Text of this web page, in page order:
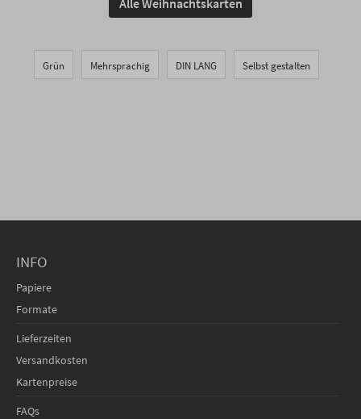
Alle Weihnachtskarten
Grün Mehrsprachig DIN LANG Selbst gestalten
INFO
Papiere
Formate
Lieferzeiten
Versandkosten
Kartenpreise
FAQs